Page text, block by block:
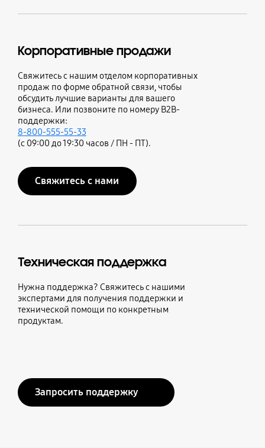
Корпоративные продажи
Свяжитесь с нашим отделом корпоративных
продаж по форме обратной связи, чтобы
обсудить лучшие варианты для вашего
бизнеса. Или позвоните по номеру B2B-
поддержки:
8-800-555-55-33
(с 09:00 до 19:30 часов / ПН - ПТ).
Свяжитесь с нами
Техническая поддержка
Нужна поддержка? Свяжитесь с нашими
экспертами для получения поддержки и
технической помощи по конкретным
продуктам.
Запросить поддержку